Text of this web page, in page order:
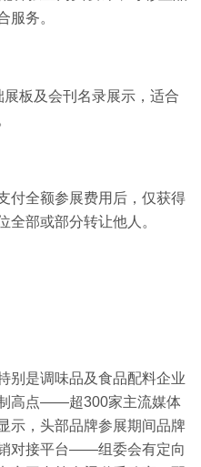
服务。
展板及会刊名录展示，适合
付全额参展费用后，仅获得
全部或部分转让他人。
别是调味品及食品配料企业
高点——超300家主流媒体
示，头部品牌参展期间品牌
对接平台——组委会有定向